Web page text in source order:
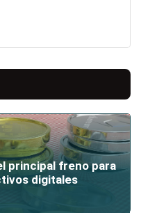
principal freno para
digitales